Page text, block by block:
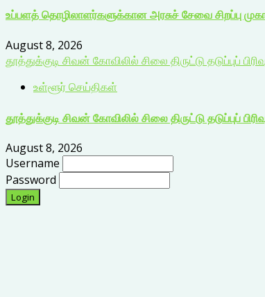
உப்பளத் தொழிலாளர்களுக்கான அரசுச் சேவை சிறப்பு
August 8, 2026
தூத்துக்குடி சிவன் கோவிலில் சிலை திருட்டு தடுப்புப்
உள்ளூர் செய்திகள்
தூத்துக்குடி சிவன் கோவிலில் சிலை திருட்டு தடுப்புப்
August 8, 2026
Username
Password